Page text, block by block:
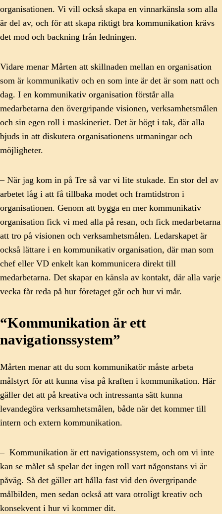
organisationen. Vi vill också skapa en vinnarkänsla som alla
är del av, och för att skapa riktigt bra kommunikation krävs
det mod och backning från ledningen.
Vidare menar Mårten att skillnaden mellan en organisation
som är kommunikativ och en som inte är det är som natt och
dag. I en kommunikativ organisation förstår alla
medarbetarna den övergripande visionen, verksamhetsmålen
och sin egen roll i maskineriet. Det är högt i tak, där alla
bjuds in att diskutera organisationens utmaningar och
möjligheter.
– När jag kom in på Tre så var vi lite stukade. En stor del av
arbetet låg i att få tillbaka modet och framtidstron i
organisationen. Genom att bygga en mer kommunikativ
organisation fick vi med alla på resan, och fick medarbetarna
att tro på visionen och verksamhetsmålen. Ledarskapet är
också lättare i en kommunikativ organisation, där man som
chef eller VD enkelt kan kommunicera direkt till
medarbetarna. Det skapar en känsla av kontakt, där alla varje
vecka får reda på hur företaget går och hur vi mår.
“Kommunikation är ett
navigationssystem”
Mårten menar att du som kommunikatör måste arbeta
målstyrt för att kunna visa på kraften i kommunikation. Här
gäller det att på kreativa och intressanta sätt kunna
levandegöra verksamhetsmålen, både när det kommer till
intern och extern kommunikation.
– Kommunikation är ett navigationssystem, och om vi inte
kan se målet så spelar det ingen roll vart någonstans vi är
påväg. Så det gäller att hålla fast vid den övergripande
målbilden, men sedan också att vara otroligt kreativ och
konsekvent i hur vi kommer dit.